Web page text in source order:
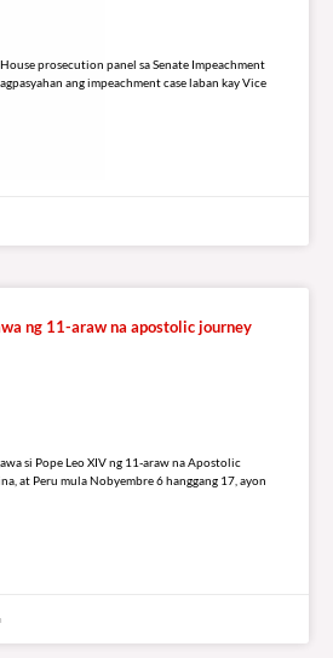
prosecution panel sa Senate Impeachment
ang impeachment case laban kay Vice
ng 11-araw na apostolic journey
si Pope Leo XIV ng 11-araw na Apostolic
at Peru mula Nobyembre 6 hanggang 17, ayon